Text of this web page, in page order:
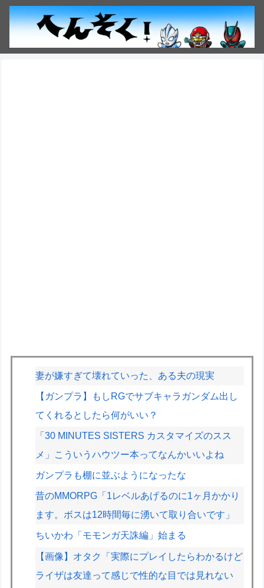
妻が嫌すぎて壊れていった、ある夫の現実
【ガンプラ】もしRGでサブキャラガンダム出し
てくれるとしたら何がいい？
「30 MINUTES SISTERS カスタマイズのスス
メ」こういうハウツー本ってなんかいいよね
ガンプラも棚に並ぶようになったな
昔のMMORPG「1レベルあげるのに1ヶ月かかり
ます。ボスは12時間毎に湧いて取り合いです」
ちいかわ「モモンガ天誅編」始まる
【画像】オタク「実際にプレイしたらわかるけど
ライザは友達って感じで性的な目では見れない